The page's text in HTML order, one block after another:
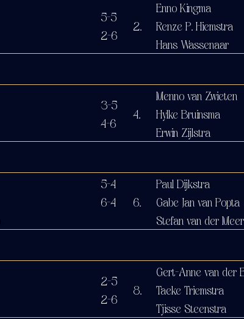
5-5
2-6
2.
Enno Kingma
Renze P. Hiemstra
Hans Wassenaar
3-5
4-6
4.
Menno van Zwieten
Hylke Bruinsma
Erwin Zijlstra
5-4
6-4
6.
Paul Dijkstra
Gabe Jan van Popta
Stefan van der Meer
2-5
2-6
8.
Gert-Anne van der
Taeke Triemstra
Tjisse Steenstra